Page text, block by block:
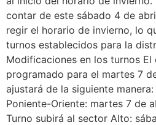
contar de este sábado 4 de
regir el horario de invierno, lo
turnos establecidos para la
Modificaciones en los turnos
programado para el martes 7
ajustará de la siguiente
Poniente-Oriente: martes 7 de
Turno subirá al sector Alto: